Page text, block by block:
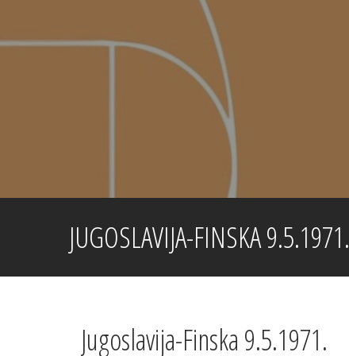
content
JUGOSLAVIJA-FINSKA 9.5.1971.
Jugoslavija-Finska 9.5.1971.